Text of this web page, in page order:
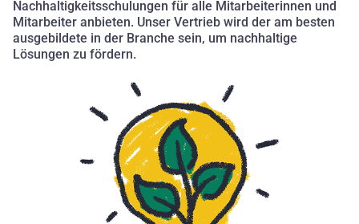
Nachhaltigkeitsschulungen für alle Mitarbeiterinnen und
Mitarbeiter anbieten. Unser Vertrieb wird der am besten
ausgebildete in der Branche sein, um nachhaltige
Lösungen zu fördern.​